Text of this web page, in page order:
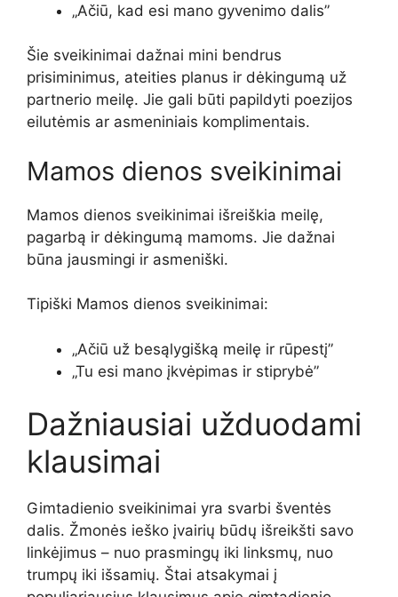
„Ačiū, kad esi mano gyvenimo dalis”
Šie sveikinimai dažnai mini bendrus
prisiminimus, ateities planus ir dėkingumą už
partnerio meilę. Jie gali būti papildyti poezijos
eilutėmis ar asmeniniais komplimentais.
Mamos dienos sveikinimai
Mamos dienos sveikinimai išreiškia meilę,
pagarbą ir dėkingumą mamoms. Jie dažnai
būna jausmingi ir asmeniški.
Tipiški Mamos dienos sveikinimai:
„Ačiū už besąlygišką meilę ir rūpestį”
„Tu esi mano įkvėpimas ir stiprybė”
Dažniausiai užduodami
klausimai
Gimtadienio sveikinimai yra svarbi šventės
dalis. Žmonės ieško įvairių būdų išreikšti savo
linkėjimus – nuo prasmingų iki linksmų, nuo
trumpų iki išsamių. Štai atsakymai į